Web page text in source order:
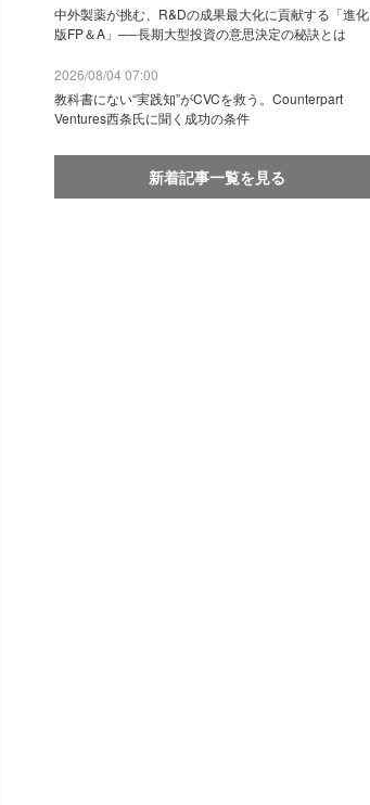
中外製薬が挑む、R&Dの成果最大化に貢献する「進化
版FP＆A」──長期大型投資の意思決定の秘訣とは
2026/08/04 07:00
教科書にない“実践知”がCVCを救う。Counterpart
Ventures西条氏に聞く成功の条件
新着記事一覧を見る